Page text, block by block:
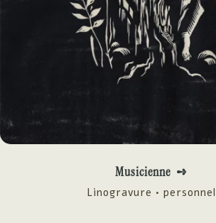
Musicienne ➺
Linogravure • personnel